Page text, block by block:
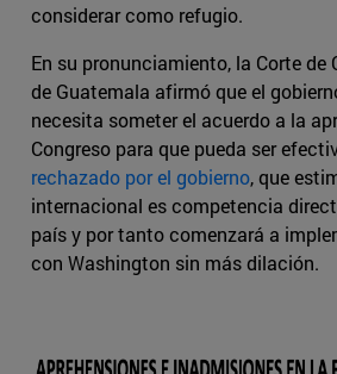
considerar como refugio.
En su pronunciamiento, la Corte
de Guatemala afirmó que el
necesita someter el acuerdo a la
Congreso para que pueda ser
rechazado por el gobierno, que
internacional es competencia
país y por tanto comenzará a
con Washington sin más dilación.